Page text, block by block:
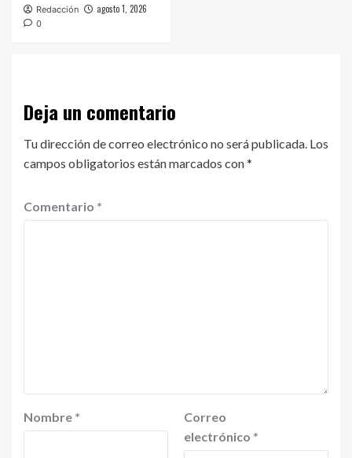
Redacción agosto 1, 2026
0
Deja un comentario
Tu dirección de correo electrónico no será publicada. Los
campos obligatorios están marcados con*
Comentario *
Nombre *
Correo
electrónico *